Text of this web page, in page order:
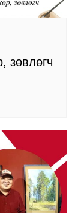
зөвлөгч